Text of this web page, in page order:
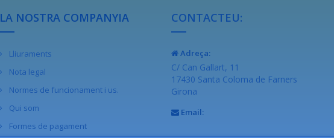
LA NOSTRA COMPANYIA
Lliuraments
Nota legal
Normes de funcionament i us.
Qui som
Formes de pagament
CONTACTEU:
Adreça:
C/ Can Gallart, 11
17430 Santa Coloma de Farners
Girona
Email: